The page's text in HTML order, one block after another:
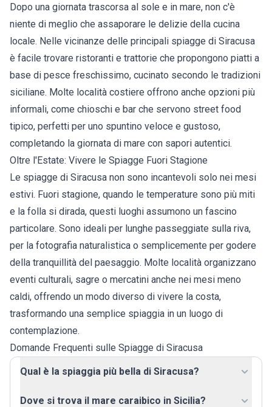
Dopo una giornata trascorsa al sole e in mare, non c'è
niente di meglio che assaporare le delizie della cucina
locale. Nelle vicinanze delle principali spiagge di Siracusa
è facile trovare ristoranti e trattorie che propongono piatti a
base di pesce freschissimo, cucinato secondo le tradizioni
siciliane. Molte località costiere offrono anche opzioni più
informali, come chioschi e bar che servono street food
tipico, perfetti per uno spuntino veloce e gustoso,
completando la giornata di mare con sapori autentici.
Oltre l'Estate: Vivere le Spiagge Fuori Stagione
Le spiagge di Siracusa non sono incantevoli solo nei mesi
estivi. Fuori stagione, quando le temperature sono più miti
e la folla si dirada, questi luoghi assumono un fascino
particolare. Sono ideali per lunghe passeggiate sulla riva,
per la fotografia naturalistica o semplicemente per godere
della tranquillità del paesaggio. Molte località organizzano
eventi culturali, sagre o mercatini anche nei mesi meno
caldi, offrendo un modo diverso di vivere la costa,
trasformando una semplice spiaggia in un luogo di
contemplazione.
Domande Frequenti sulle Spiagge di Siracusa
Qual è la spiaggia più bella di Siracusa?
Dove si trova il mare caraibico in Sicilia?